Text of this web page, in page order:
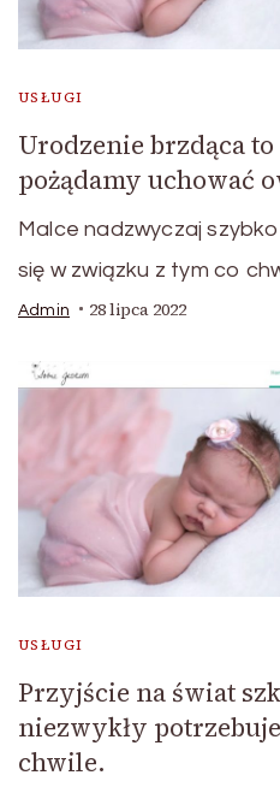
USŁUGI
Urodzenie brzdąca
pożądamy uchować
Malce nadzwyczaj
się w związku z tym co
Admin 28 lipca 2022
USŁUGI
Przyjście na świat
niezwykły
chwile.